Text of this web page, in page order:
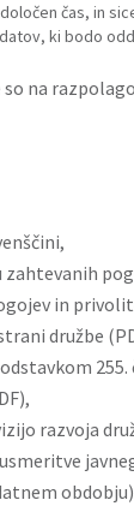
čas, in
ki bodo
na
in
družbe (
),
razvoja